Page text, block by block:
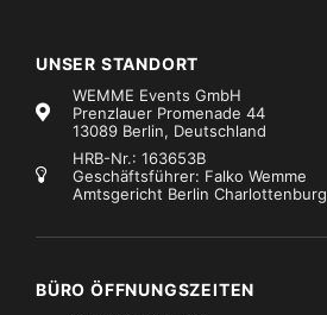
UNSER STANDORT
WEMME Events GmbH
Prenzlauer Promenade 44
13089 Berlin, Deutschland
HRB-Nr.: 163653B
Geschäftsführer: Falko Wemme
Amtsgericht Berlin Charlottenburg
BÜRO ÖFFNUNGSZEITEN